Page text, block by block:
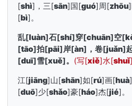
[shì]，三[sān]国[guó]周[zhōu
[bì]。
乱[luàn]石[shí]穿[chuān]空[
[tāo]拍[pāi]岸[àn]，卷[juǎn]
[duī]雪[xuě]。 (写[xiě]水[shuǐ
江[jiāng]山[shān]如[rú]画[huà
[duō]少[shǎo]豪[háo]杰[jié]。